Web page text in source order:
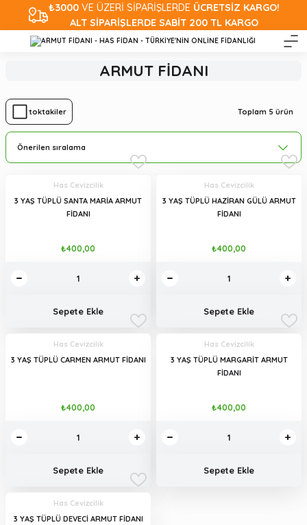
₺3000VE ÜZERİ SİPARİŞLERDE ÜCRETSİZ KARGO!
ALT SİPARİŞLERDE SABİT 200 TL KARGO
ARMUT FİDANI
Stoktakiler Toplam 5 ürün
Has Cevizcilik
3 YAŞ TÜPLÜ SANTA MARİA ARMUT
FİDANI
₺400,00
Sepete Ekle
Has Cevizcilik
3 YAŞ TÜPLÜ HAZİRAN GÜLÜ ARMUT
FİDANI
₺400,00
Sepete Ekle
Has Cevizcilik
3 YAŞ TÜPLÜ CARMEN ARMUT FİDANI
₺400,00
Sepete Ekle
Has Cevizcilik
3 YAŞ TÜPLÜ MARGARİT ARMUT
FİDANI
₺400,00
Sepete Ekle
Has Cevizcilik
3 YAŞ TÜPLÜ DEVECİ ARMUT FİDANI